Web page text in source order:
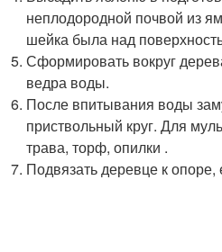
неплодородной почвой из
шейка была над
Сформировать вокруг
ведра воды.
После впитывания воды
приствольный круг. Для
трава, торф, опилки .
Подвязать деревце к опоре,